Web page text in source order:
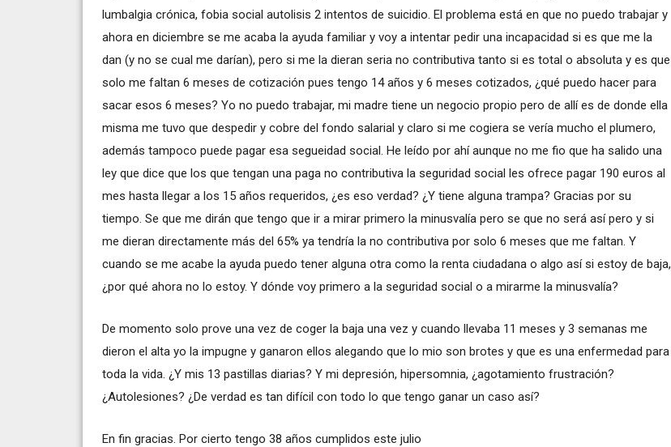
lumbalgia crónica, fobia social autolisis 2 intentos de suicidio. El problema está en que no puedo trabajar y
ahora en diciembre se me acaba la ayuda familiar y voy a intentar pedir una incapacidad si es que me la
dan (y no se cual me darían), pero si me la dieran seria no contributiva tanto si es total o absoluta y es que
solo me faltan 6 meses de cotización pues tengo 14 años y 6 meses cotizados, ¿qué puedo hacer para
sacar esos 6 meses? Yo no puedo trabajar, mi madre tiene un negocio propio pero de allí es de donde ella
misma me tuvo que despedir y cobre del fondo salarial y claro si me cogiera se vería mucho el plumero,
además tampoco puede pagar esa segueidad social. He leído por ahí aunque no me fio que ha salido una
ley que dice que los que tengan una paga no contributiva la seguridad social les ofrece pagar 190 euros al
mes hasta llegar a los 15 años requeridos, ¿es eso verdad? ¿Y tiene alguna trampa? Gracias por su
tiempo. Se que me dirán que tengo que ir a mirar primero la minusvalía pero se que no será así pero y si
me dieran directamente más del 65% ya tendría la no contributiva por solo 6 meses que me faltan. Y
cuando se me acabe la ayuda puedo tener alguna otra como la renta ciudadana o algo así si estoy de baja,
¿por qué ahora no lo estoy. Y dónde voy primero a la seguridad social o a mirarme la minusvalía?
De momento solo prove una vez de coger la baja una vez y cuando llevaba 11 meses y 3 semanas me
dieron el alta yo la impugne y ganaron ellos alegando que lo mio son brotes y que es una enfermedad para
toda la vida. ¿Y mis 13 pastillas diarias? Y mi depresión, hipersomnia, ¿agotamiento frustración?
¿Autolesiones? ¿De verdad es tan difícil con todo lo que tengo ganar un caso así?
En fin gracias. Por cierto tengo 38 años cumplidos este julio